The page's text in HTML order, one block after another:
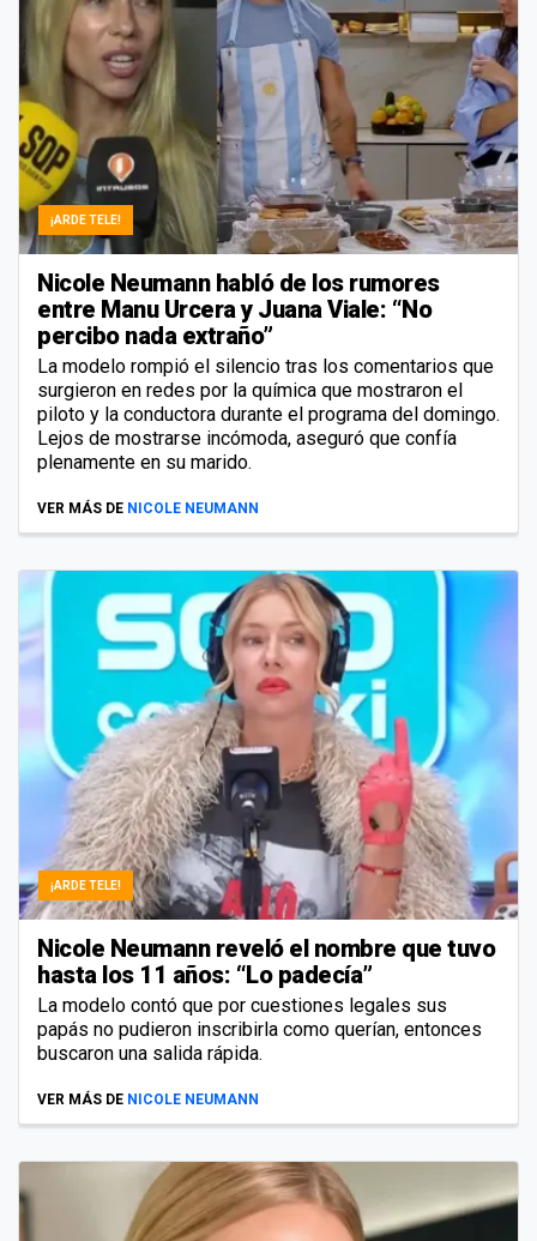
¡ARDE TELE!
Nicole Neumann habló de los rumores
entre Manu Urcera y Juana Viale: “No
percibo nada extraño”
La modelo rompió el silencio tras los comentarios que
surgieron en redes por la química que mostraron el
piloto y la conductora durante el programa del domingo.
Lejos de mostrarse incómoda, aseguró que confía
plenamente en su marido.
VER MÁS DE NICOLE NEUMANN
¡ARDE TELE!
Nicole Neumann reveló el nombre que tuvo
hasta los 11 años: “Lo padecía”
La modelo contó que por cuestiones legales sus
papás no pudieron inscribirla como querían, entonces
buscaron una salida rápida.
VER MÁS DE NICOLE NEUMANN